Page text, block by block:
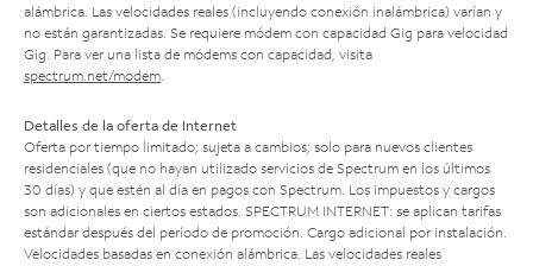
alámbrica. Las velocidades reales (incluyendo conexión inalámbrica) varían y
no están garantizadas. Se requiere módem con capacidad Gig para velocidad
Gig. Para ver una lista de módems con capacidad, visita
spectrum.net/modem
Detalles de la oferta de Internet
Oferta por tiempo limitado; sujeta a cambios; solo para nuevos clientes
residenciales (que no hayan utilizado servicios de Spectrum en los últimos
30 días) y que estén al día en pagos con Spectrum. Los impuestos y cargos
son adicionales en ciertos estados. SPECTRUM INTERNET: se aplican tarifas
estándar después del período de promoción. Cargo adicional por instalación.
Velocidades basadas en conexión alámbrica. Las velocidades reales